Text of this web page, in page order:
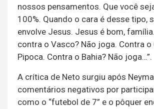
nossos pensamentos. Que você
100%. Quando o cara é desse tipo,
envolve Jesus. Jesus é bom,
contra o Vasco? Não joga. Contra o
Pipoca. Contra o Bahia? Não joga…”.
A crítica de Neto surgiu após
comentários negativos por
como o “futebol de 7” e o pôquer